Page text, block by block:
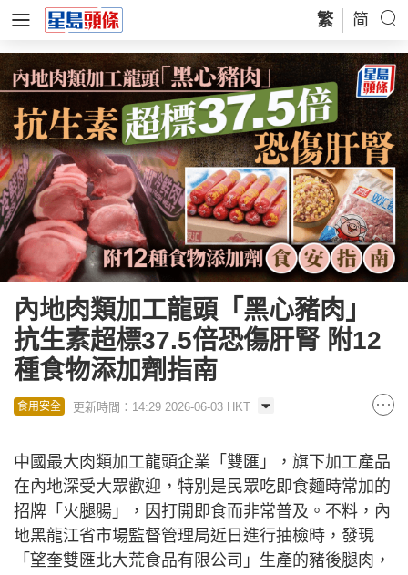
繁 简
內地肉類加工龍頭「黑心豬肉」
抗生素超標37.5倍恐傷肝腎 附12
種食物添加劑指南
食用安全 更新時間：14:29 2026-06-03 HKT
中國最大肉類加工龍頭企業「雙匯」，旗下加工產品
在內地深受大眾歡迎，特別是民眾吃即食麵時常加的
招牌「火腿腸」，因打開即食而非常普及。不料，內
地黑龍江省市場監督管理局近日進行抽檢時，發現
「望奎雙匯北大荒食品有限公司」生產的豬後腿肉，